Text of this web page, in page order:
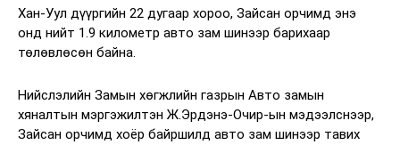
Хан-Уул дүүргийн 22 дугаар хороо, Зайсан орчимд энэ
онд нийт 1.9 километр авто зам шинээр барихаар
төлөвлөсөн байна.
Нийслэлийн Замын хөгжлийн газрын Авто замын
хяналтын мэргэжилтэн Ж.Эрдэнэ-Очир-ын мэдээлснээр,
Зайсан орчимд хоёр байршилд авто зам шинээр тавих